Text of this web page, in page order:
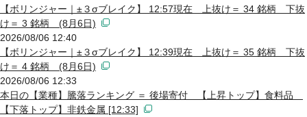
【ボリンジャー｜±３σブレイク】 12:57現在 上抜け＝ 34 銘柄 下抜
け＝ 3 銘柄 (8月6日)
2026/08/06 12:40
【ボリンジャー｜±３σブレイク】 12:39現在 上抜け＝ 35 銘柄 下抜
け＝ 4 銘柄 (8月6日)
2026/08/06 12:33
本日の【業種】騰落ランキング ＝ 後場寄付 【上昇トップ】食料品
【下落トップ】非鉄金属 [12:33]